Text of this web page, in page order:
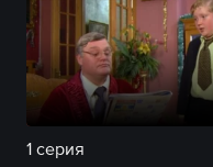
1 серия